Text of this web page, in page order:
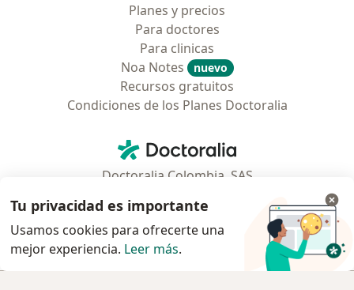
Planes y precios
Para doctores
Para clinicas
Noa Notes
nuevo
Recursos gratuitos
Condiciones de los Planes Doctoralia
Doctoralia - Página de inicio
Doctoralia Colombia, SAS
Municipio: Bogotá D.C., Colombia
Tu privacidad es importante
Usamos cookies para ofrecerte una
mejor experiencia. Leer más.